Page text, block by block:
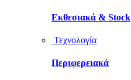
Εκθεσιακά & Stock
Τεχνολογία
Περιφερειακά